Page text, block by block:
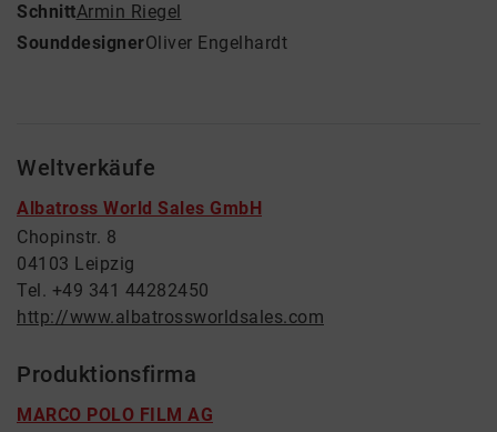
SchnittArmin Riegel
SounddesignerOliver Engelhardt
Weltverkäufe
Albatross World Sales GmbH
Chopinstr. 8
04103 Leipzig
Tel. +49 341 44282450
http://www.albatrossworldsales.com
Produktionsfirma
MARCO POLO FILM AG